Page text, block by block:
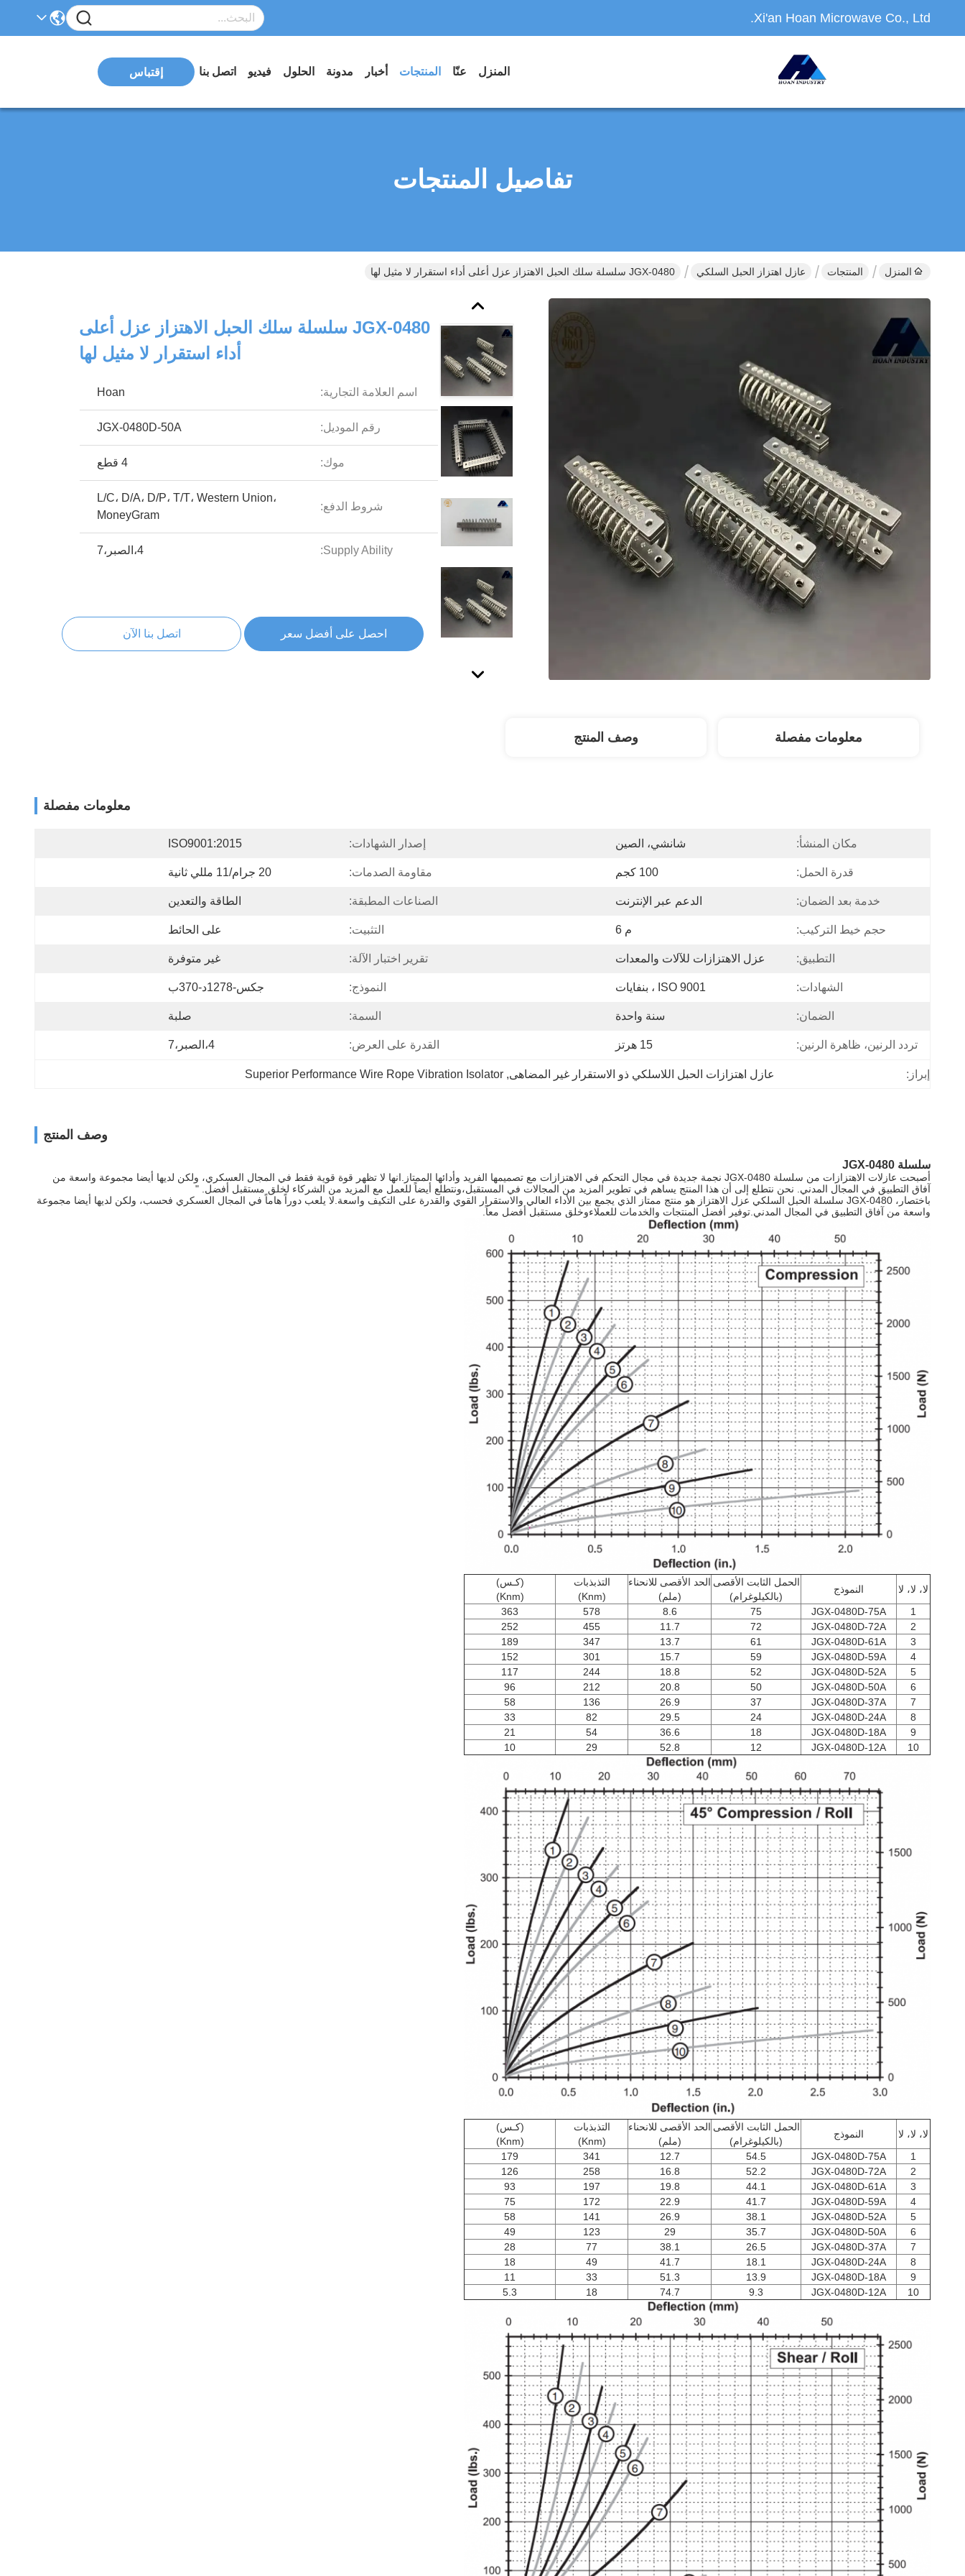
Xi'an Hoan Microwave Co., Ltd.
المنزل عنّا المنتجات أخبار مدونة الحلول فيديو اتصل بنا إقتباس
تفاصيل المنتجات
المنزل المنتجات عازل اهتزاز الحبل السلكي JGX-0480 سلسلة سلك الحبل الاهتزاز عزل أعلى أداء استقرار لا مثيل لها
JGX-0480 سلسلة سلك الحبل الاهتزاز عزل أعلى
أداء استقرار لا مثيل لها
اسم العلامة التجارية: Hoan
رقم الموديل: JGX-0480D-50A
موك: 4 قطع
شروط الدفع:
L/C، D/A، D/P، T/T، Western Union،
MoneyGram
Supply Ability: 4،الصبر،7
احصل على أفضل سعر اتصل بنا الآن
معلومات مفصلة وصف المنتج
معلومات مفصلة
مكان المنشأ: شانشي، الصين إصدار الشهادات: ISO9001:2015
قدرة الحمل: 100 كجم مقاومة الصدمات: 20 جرام/11 مللي ثانية
خدمة بعد الضمان: الدعم عبر الإنترنت الصناعات المطبقة: الطاقة والتعدين
حجم خيط التركيب: م 6 التثبيت: على الحائط
التطبيق: عزل الاهتزازات للآلات والمعدات تقرير اختبار الآلة: غير متوفرة
الشهادات: ISO 9001 ، بنفايات النموذج: جكس-1278د-370ب
الضمان: سنة واحدة السمة: صلبة
تردد الرنين، ظاهرة الرنين: 15 هرتز القدرة على العرض: 4،الصبر،7
إبراز: عازل اهتزازات الحبل اللاسلكي ذو الاستقرار غير المضاهى,
Superior Performance Wire Rope Vibration Isolator
وصف المنتج
سلسلة JGX-0480
أصبحت عازلات الاهتزازات من سلسلة JGX-0480 نجمة جديدة في مجال التحكم في الاهتزازات مع تصميمها الفريد وأدائها الممتاز.انها لا تظهر قوة قوية فقط في المجال العسكري، ولكن لديها أيضا مجموعة واسعة من
آفاق التطبيق في المجال المدني. نحن نتطلع إلى أن هذا المنتج يساهم في تطوير المزيد من المجالات في المستقبل،ونتطلع أيضاً للعمل مع المزيد من الشركاء لخلق مستقبل أفضل. "
باختصار، JGX-0480 سلسلة الحبل السلكي عزل الاهتزاز هو منتج ممتاز الذي يجمع بين الأداء العالي والاستقرار القوي والقدرة على التكيف واسعة.لا يلعب دوراً هاماً في المجال العسكري فحسب، ولكن لديها أيضا مجموعة
واسعة من آفاق التطبيق في المجال المدني.توفير أفضل المنتجات والخدمات للعملاءوخلق مستقبل أفضل معاً.
لا، لا، لا النموذج
الحمل الثابت الأقصى
(بالكيلوغرام)
الحد الأقصى للانحناء
(ملم)
التذبذبات
(Knm)
(كـس)
(Knm)
1
JGX-0480D-75A
75
8.6
578
363
2
JGX-0480D-72A
72
11.7
455
252
3
JGX-0480D-61A
61
13.7
347
189
4
JGX-0480D-59A
59
15.7
301
152
5
JGX-0480D-52A
52
18.8
244
117
6
JGX-0480D-50A
50
20.8
212
96
7
JGX-0480D-37A
37
26.9
136
58
8
JGX-0480D-24A
24
29.5
82
33
9
JGX-0480D-18A
18
36.6
54
21
10
JGX-0480D-12A
12
52.8
29
10
لا، لا، لا النموذج
الحمل الثابت الأقصى
(بالكيلوغرام)
الحد الأقصى للانحناء
(ملم)
التذبذبات
(Knm)
(كـس)
(Knm)
1
JGX-0480D-75A
54.5
12.7
341
179
2
JGX-0480D-72A
52.2
16.8
258
126
3
JGX-0480D-61A
44.1
19.8
197
93
4
JGX-0480D-59A
41.7
22.9
172
75
5
JGX-0480D-52A
38.1
26.9
141
58
6
JGX-0480D-50A
35.7
29
123
49
7
JGX-0480D-37A
26.5
38.1
77
28
8
JGX-0480D-24A
18.1
41.7
49
18
9
JGX-0480D-18A
13.9
51.3
33
11
10
JGX-0480D-12A
9.3
74.7
18
5.3